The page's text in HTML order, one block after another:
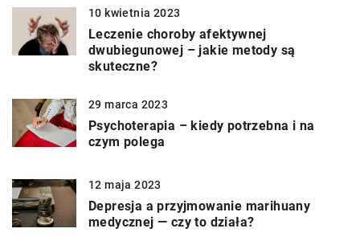
10 kwietnia 2023
Leczenie choroby afektywnej
dwubiegunowej – jakie metody są
skuteczne?
29 marca 2023
Psychoterapia – kiedy potrzebna i na
czym polega
12 maja 2023
Depresja a przyjmowanie marihuany
medycznej — czy to działa?